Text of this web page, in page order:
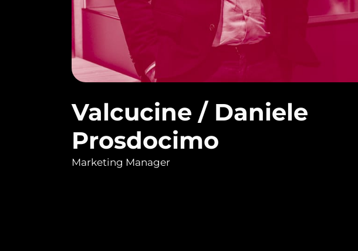
Valcucine / Daniele
Prosdocimo
Marketing Manager